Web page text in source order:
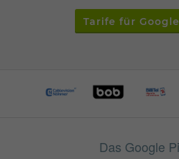
Tarife für
Das Google